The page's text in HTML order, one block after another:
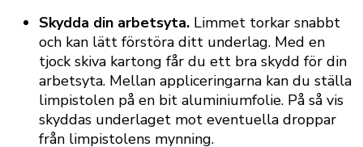
Skydda din arbetsyta. Limmet torkar snabbt
och kan lätt förstöra ditt underlag. Med en
tjock skiva kartong får du ett bra skydd för din
arbetsyta. Mellan appliceringarna kan du ställa
limpistolen på en bit aluminiumfolie. På så vis
skyddas underlaget mot eventuella droppar
från limpistolens mynning.